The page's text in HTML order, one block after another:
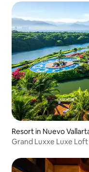
Resort in Nuevo
Grand Luxxe Luxe